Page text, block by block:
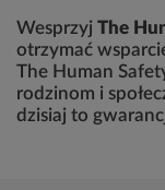
Wesprzyj The
otrzymać
The Human
rodzinom i
dzisiaj to